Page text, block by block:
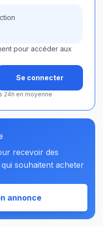
pour accéder aux
Se connecter
24h en moyenne
recevoir des
souhaitent acheter
annonce